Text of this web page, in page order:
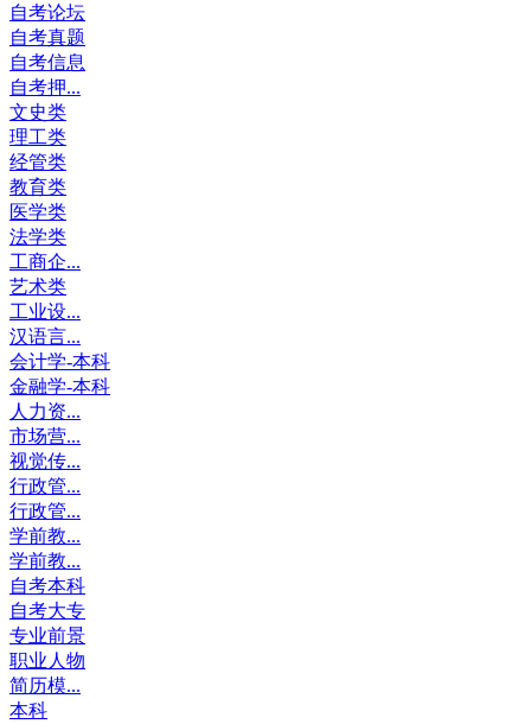
自考论坛
自考真题
自考信息
自考押...
文史类
理工类
经管类
教育类
医学类
法学类
工商企...
艺术类
工业设...
汉语言...
会计学-本科
金融学-本科
人力资...
市场营...
视觉传...
行政管...
行政管...
学前教...
学前教...
自考本科
自考大专
专业前景
职业人物
简历模...
本科